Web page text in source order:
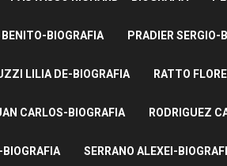
BIOGRAFIA PRADIER SERGIO-
LILIA DE-BIOGRAFIA RATTO
CARLOS-BIOGRAFIA RODRIGUEZ
SERRANO ALEXEI-